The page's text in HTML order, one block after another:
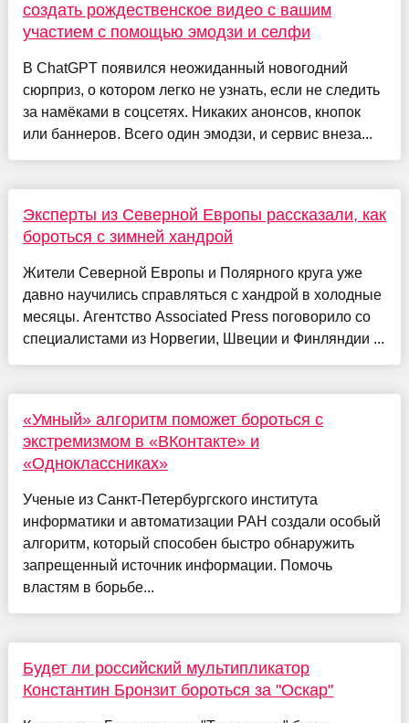
создать рождественское видео с вашим
участием с помощью эмодзи и селфи
В ChatGPT появился неожиданный новогодний
сюрприз, о котором легко не узнать, если не следить
за намёками в соцсетях. Никаких анонсов, кнопок
или баннеров. Всего один эмодзи, и сервис внеза...
Эксперты из Северной Европы рассказали, как
бороться с зимней хандрой
Жители Северной Европы и Полярного круга уже
давно научились справляться с хандрой в холодные
месяцы. Агентство Associated Press поговорило со
специалистами из Норвегии, Швеции и Финляндии ...
«Умный» алгоритм поможет бороться с
экстремизмом в «ВКонтакте» и
«Одноклассниках»
Ученые из Санкт-Петербургского института
информатики и автоматизации РАН создали особый
алгоритм, который способен быстро обнаружить
запрещенный источник информации. Помочь
властям в борьбе...
Будет ли российский мультипликатор
Константин Бронзит бороться за "Оскар"